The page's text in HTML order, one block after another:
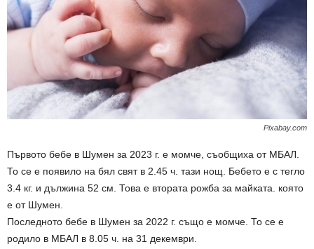
Pixabay.com
Първото бебе в Шумен за 2023 г. е момче, съобщиха от МБАЛ.
То се е появило на бял свят в 2.45 ч. тази нощ. Бебето е с тегло
3.4 кг. и дължина 52 см. Това е втората рожба за майката. която
е от Шумен.
Последното бебе в Шумен за 2022 г. също е момче. То се е
родило в МБАЛ в 8.05 ч. на 31 декември.